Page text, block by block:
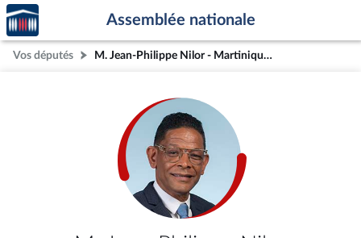
Aller au contenu
Aller en bas de la page
Accèder
à la
page
d'accueil
Assemblée nationale
Vos députés M. Jean-Philippe Nilor - Martinique (4e circonscription)